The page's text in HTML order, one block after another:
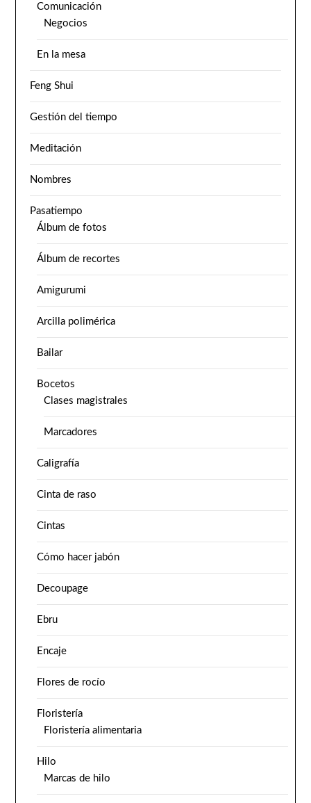
Comunicación
Negocios
En la mesa
Feng Shui
Gestión del tiempo
Meditación
Nombres
Pasatiempo
Álbum de fotos
Álbum de recortes
Amigurumi
Arcilla polimérica
Bailar
Bocetos
Clases magistrales
Marcadores
Caligrafía
Cinta de raso
Cintas
Cómo hacer jabón
Decoupage
Ebru
Encaje
Flores de rocío
Floristería
Floristería alimentaria
Hilo
Marcas de hilo